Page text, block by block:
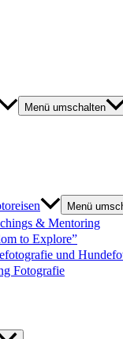
Menü umschalten
Menü
& Mentoring
to Explore”
und
Fotografie